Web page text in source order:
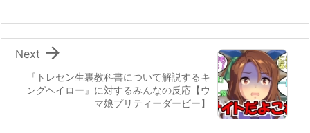
『トレセン生裏教科書について解説するキ
ングヘイロー』に対するみんなの反応【ウ
マ娘プリティーダービー】

Next